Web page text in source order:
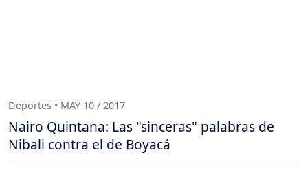
Deportes • MAY 10 / 2017
Nairo Quintana: Las "sinceras" palabras de
Nibali contra el de Boyacá